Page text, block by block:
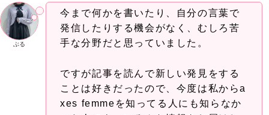
ぶる
今まで何かを書いたり、自分の言葉で
発信したりする機会がなく、むしろ苦
手な分野だと思っていました。
ですが記事を読んで新しい発見をする
ことは好きだったので、今度は私からa
xes femmeを知ってる人にも知らなか